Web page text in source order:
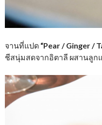
จานที่แปด “Pear / Ginger /
ชีสนุ่มสดจากอิตาลี ผสานลูก